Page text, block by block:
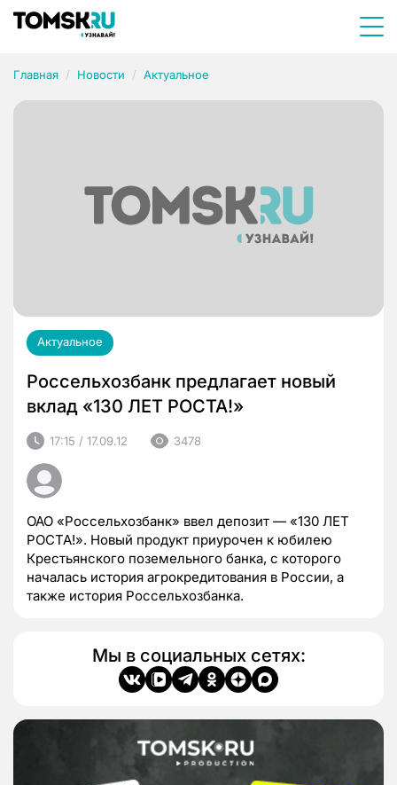
Главная Новости Актуальное
Актуальное
Россельхозбанк предлагает новый
вклад «130 ЛЕТ РОСТА!»
17:15 / 17.09.12 3478
ОАО «Россельхозбанк» ввел депозит — «130 ЛЕТ
РОСТА!». Новый продукт приурочен к юбилею
Крестьянского поземельного банка, с которого
началась история агрокредитования в России, а
также история Россельхозбанка.
Мы в социальных сетях: